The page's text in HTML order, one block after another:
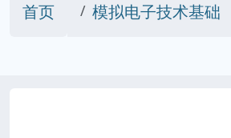
首页 模拟电子技术基础